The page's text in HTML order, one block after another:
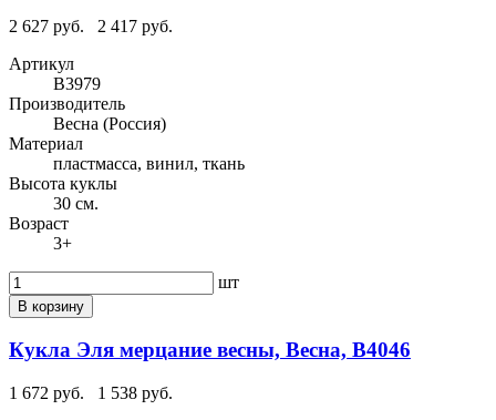
2 627 руб.
2 417 руб.
Артикул
В3979
Производитель
Весна (Россия)
Материал
пластмасса, винил, ткань
Высота куклы
30 см.
Возраст
3+
шт
В корзину
Кукла Эля мерцание весны, Весна, В4046
1 672 руб.
1 538 руб.